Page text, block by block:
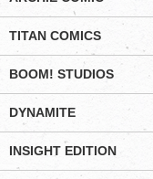
TITAN COMICS
BOOM! STUDIOS
DYNAMITE
INSIGHT EDITION